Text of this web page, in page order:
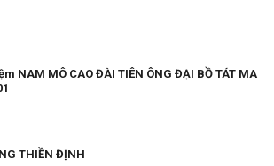
NAM MÔ CAO ĐÀI TIÊN ÔNG ĐẠI BỒ TÁT MA
THIỀN ĐỊNH